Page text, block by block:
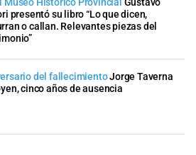
presentó su libro “Lo que dicen,
o callan. Relevantes piezas del
del fallecimientoJorge Taverna
cinco años de ausencia